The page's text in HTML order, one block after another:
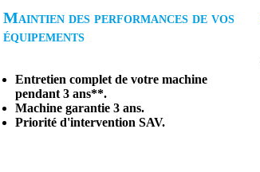
Maintien des performances de vos
équipements
Entretien complet de votre machine
pendant 3 ans**.
Machine garantie 3 ans.
Priorité d'intervention SAV.